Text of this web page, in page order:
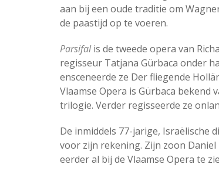
aan bij een oude traditie om
de paastijd op te voeren.
Parsifalis de tweede opera van
regisseur Tatjana Gürbaca onder
ensceneerde ze Der fliegende
Vlaamse Opera is Gürbaca bekend
trilogie. Verder regisseerde ze
De inmiddels 77-jarige, Israëlische
voor zijn rekening. Zijn zoon
eerder al bij de Vlaamse Opera te